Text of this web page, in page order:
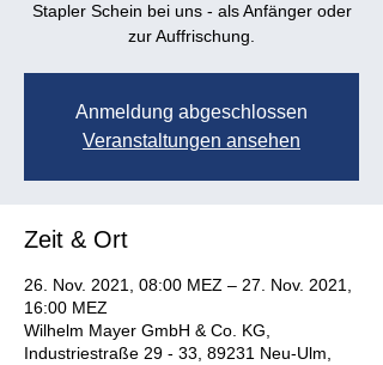
Stapler Schein bei uns - als Anfänger oder
Anmeldung abgeschlossen
Veranstaltungen ansehen
Zeit & Ort
26. Nov. 2021, 08:00 MEZ – 27. Nov. 2021,
16:00 MEZ
Wilhelm Mayer GmbH & Co. KG,
Industriestraße 29 - 33, 89231 Neu-Ulm,